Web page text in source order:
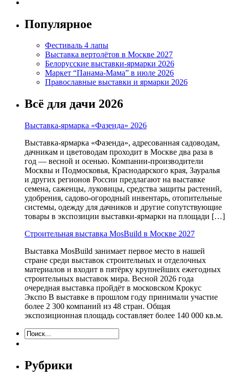
Популярное
Фестиваль 4 лапы
Выставка вертолётов в Москве 2027
Белорусские выставки-ярмарки 2026
Маркет “Панама-Мама” в июле 2026
Православные выставки и ярмарки 2026
Всё для дачи 2026
Выставка-ярмарка «Фазенда» 2026
Выставка-ярмарка «Фазенда», адресованная садоводам,
дачникам и цветоводам проходит в Москве два раза в
год — весной и осенью. Компании-производители
Москвы и Подмосковья, Краснодарского края, Зауралья
и других регионов России предлагают на выставке
семена, саженцы, луковицы, средства защиты растений,
удобрения, садово-огородный инвентарь, отопительные
системы, одежду для дачников и другие сопутствующие
товары в экспозиции выставки-ярмарки на площади […]
Строительная выставка MosBuild в Москве 2027
Выставка MosBuild занимает первое место в нашей
стране среди выставок строительных и отделочных
материалов и входит в пятёрку крупнейших ежегодных
строительных выставок мира. Весной 2026 года
очередная выставка пройдёт в московском Крокус
Экспо В выставке в прошлом году принимали участие
более 2 300 компаний из 48 стран. Общая
экспозиционная площадь составляет более 140 000 кв.м.
Рубрики